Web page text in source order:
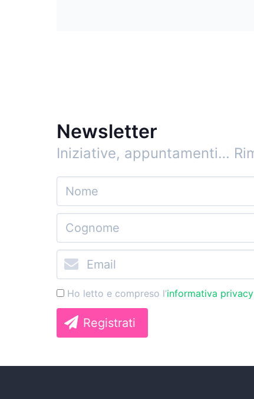
Newsletter
Iniziative, appuntamenti…
Ho letto e compreso l’informativa privacy
Registrati